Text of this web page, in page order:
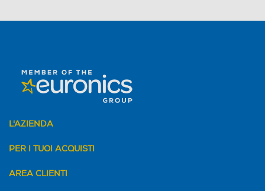
L'AZIENDA
PER I TUOI ACQUISTI
AREA CLIENTI